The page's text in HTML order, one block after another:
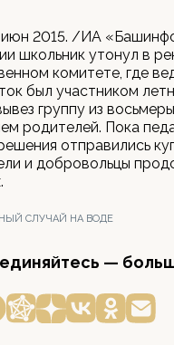
2015. /ИА
школьник утонул в
комитете, где
был участником
группу из
родителей. Пока
отправились
и добровольцы
СЛУЧАЙ НА ВОДЕ
—